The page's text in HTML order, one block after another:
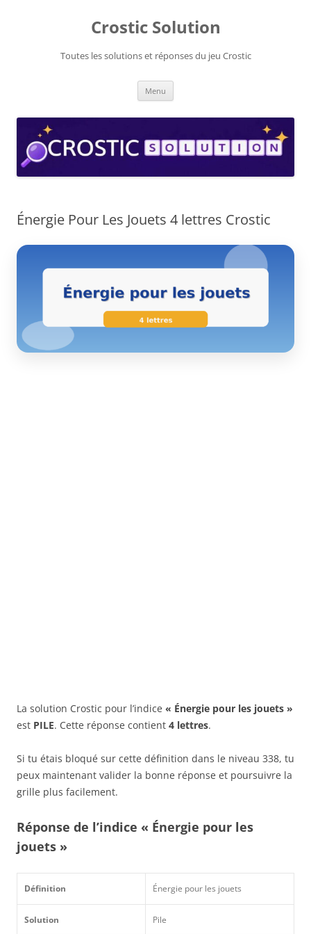
Crostic Solution
Toutes les solutions et réponses du jeu Crostic
Menu
Énergie Pour Les Jouets 4 lettres Crostic
La solution Crostic pour l’indice « Énergie pour les jouets »
est PILE. Cette réponse contient 4 lettres.
Si tu étais bloqué sur cette définition dans le niveau 338, tu
peux maintenant valider la bonne réponse et poursuivre la
grille plus facilement.
Réponse de l’indice « Énergie pour les
jouets »
Définition Énergie pour les jouets
Solution Pile